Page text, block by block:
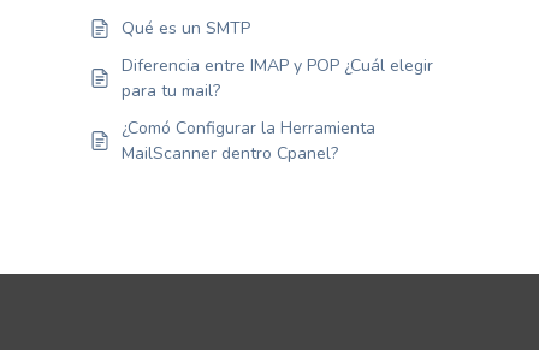
Qué es un SMTP
Diferencia entre IMAP y POP ¿Cuál elegir
para tu mail?
¿Comó Configurar la Herramienta
MailScanner dentro Cpanel?